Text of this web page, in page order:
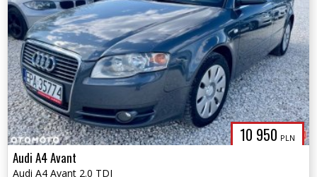
10 950 PLN
Audi A4 Avant
Audi A4 Avant 2.0 TDI